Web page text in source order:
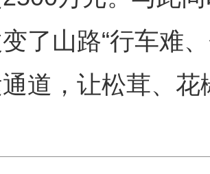
了山路“行车难
道，让松茸、花